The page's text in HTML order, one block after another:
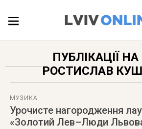
ЛОКАЦІЇ
ПУБЛІКАЦІЇ
ПУБЛІКАЦІЇ
РОСТИСЛАВ
МУЗИКА
Урочисте нагородження
«Золотий Лев–Люди